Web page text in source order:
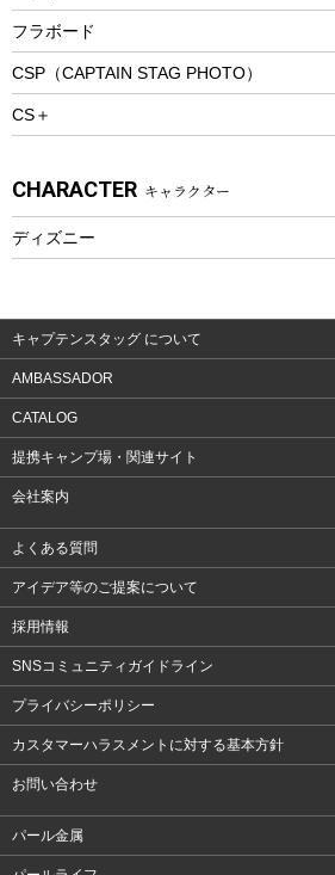
トレッキングアクセサリー
プレイグッズ
ウェルネス
ウェア、タオル
ウェア
フラボード
CSP（CAPTAIN STAG PHOTO）
CS＋
CHARACTER キャラクター
ディズニー
キャプテンスタッグ について
AMBASSADOR
CATALOG
提携キャンプ場・関連サイト
会社案内
よくある質問
アイデア等のご提案について
採用情報
SNSコミュニティガイドライン
プライバシーポリシー
カスタマーハラスメントに対する基本方針
お問い合わせ
パール金属